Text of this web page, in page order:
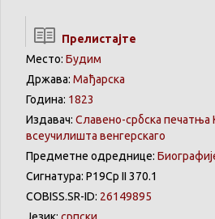
Прелистајте
Место: Будим
Држава: Мађарска
Година: 1823
Издавач: Славено-србска печатња
всеучилишта венгерскаго
Предметне одреднице:
Сигнатура: Р19Ср II 370.1
COBISS.SR-ID: 26149895
Језик: српски